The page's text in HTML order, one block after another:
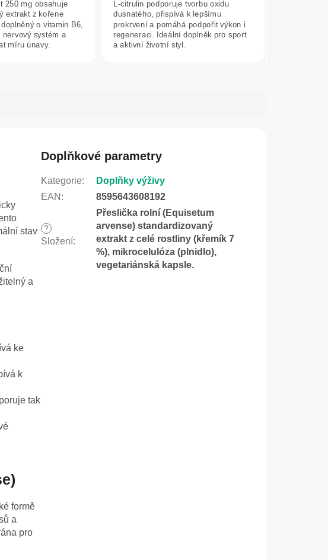
250 mg obsahuje
extrakt z kořene
o vitamin B6,
nervový systém a
míru únavy.
L-citrulin podporuje tvorbu oxidu
dusnatého, přispívá k lepšímu
prokrvení a pomáhá podpořit výkon i
regeneraci. Ideální doplněk pro sport
a aktivní životní styl.
stav
a
ke
k
tak
formě
a
pro
Doplňkové parametry
Kategorie:
Doplňky výživy
EAN : 8595643608192
?
Složení:
Přeslička rolní (Equisetum
arvense) standardizovaný
extrakt z celé rostliny (křemík 7
%), mikrocelulóza (plnidlo),
vegetariánská kapsle.